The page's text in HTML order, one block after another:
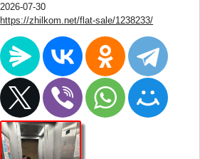
2026-07-30
https://zhilkom.net/flat-sale/1238233/